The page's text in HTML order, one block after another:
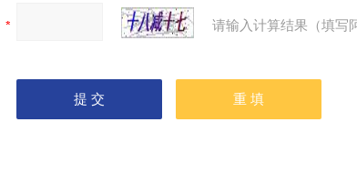
请输入计算结果（填写